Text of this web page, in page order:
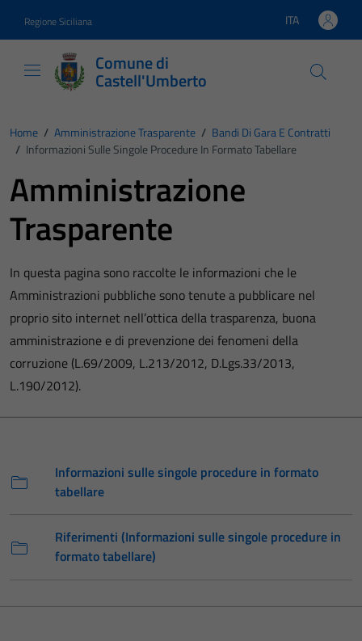
Regione Siciliana Lingua attiva:
ITA
Comune di
Castell'Umberto
Home / Amministrazione Trasparente / Bandi Di Gara E Contratti
/ Informazioni Sulle Singole Procedure In Formato Tabellare
Amministrazione
Trasparente
In questa pagina sono raccolte le informazioni che le
Amministrazioni pubbliche sono tenute a pubblicare nel
proprio sito internet nell’ottica della trasparenza, buona
amministrazione e di prevenzione dei fenomeni della
corruzione (L.69/2009, L.213/2012, D.Lgs.33/2013,
L.190/2012).
Informazioni sulle singole procedure in formato
tabellare
Riferimenti (Informazioni sulle singole procedure in
formato tabellare)